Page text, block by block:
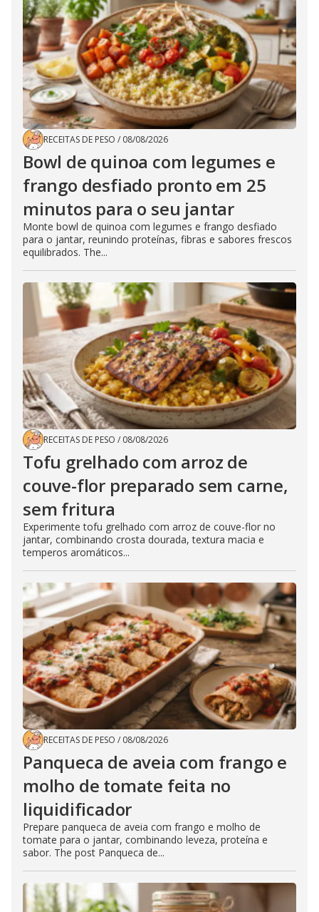
RECEITAS DE PESO / 08/08/2026
Bowl de quinoa com legumes e
frango desfiado pronto em 25
minutos para o seu jantar
Monte bowl de quinoa com legumes e frango desfiado
para o jantar, reunindo proteínas, fibras e sabores frescos
equilibrados. The...
RECEITAS DE PESO / 08/08/2026
Tofu grelhado com arroz de
couve-flor preparado sem carne,
sem fritura
Experimente tofu grelhado com arroz de couve-flor no
jantar, combinando crosta dourada, textura macia e
temperos aromáticos...
RECEITAS DE PESO / 08/08/2026
Panqueca de aveia com frango e
molho de tomate feita no
liquidificador
Prepare panqueca de aveia com frango e molho de
tomate para o jantar, combinando leveza, proteína e
sabor. The post Panqueca de...